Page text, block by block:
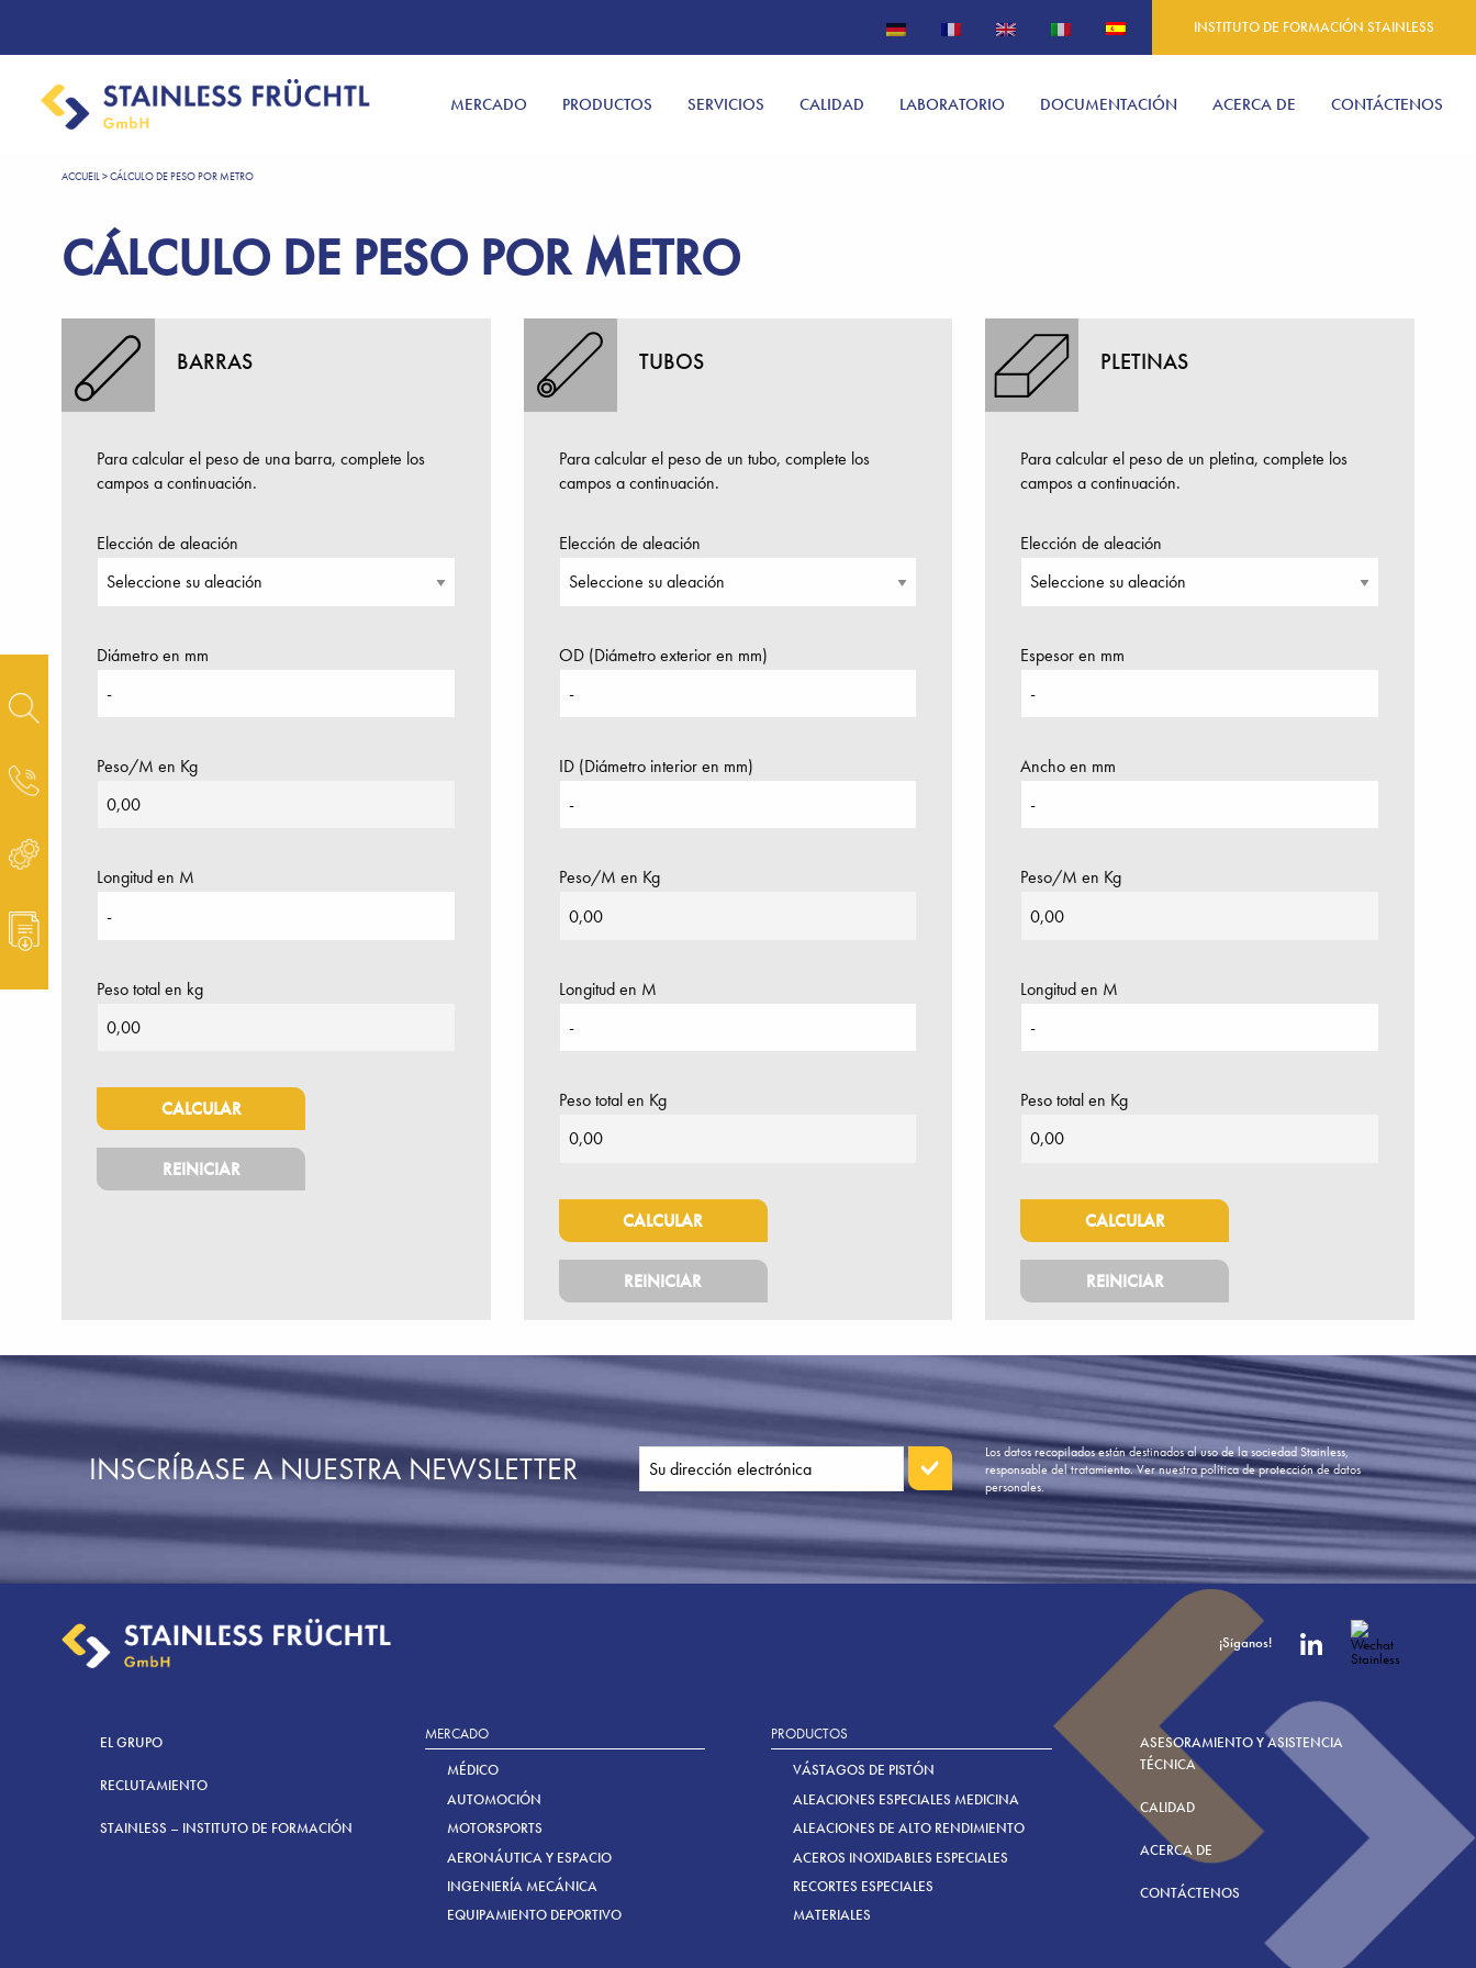
INSTITUTO DE FORMACIÓN STAINLESS
MERCADO PRODUCTOS SERVICIOS CALIDAD LABORATORIO DOCUMENTACIÓN ACERCA DE CONTÁCTENOS
ACCUEIL>CÁLCULO DE PESO POR METRO
CÁLCULO DE PESO POR METRO
BARRAS
Para calcular el peso de una barra, complete los
campos a continuación.
Elección de aleación
Diámetro en mm
Peso/M en Kg
Longitud en M
Peso total en kg
TUBOS
Para calcular el peso de un tubo, complete los
campos a continuación.
Elección de aleación
OD (Diámetro exterior en mm)
ID (Diámetro interior en mm)
Peso/M en Kg
Longitud en M
Peso total en Kg
PLETINAS
Para calcular el peso de un pletina, complete los
campos a continuación.
Elección de aleación
Espesor en mm
Ancho en mm
Peso/M en Kg
Longitud en M
Peso total en Kg
INSCRÍBASE A NUESTRA NEWSLETTER
Los datos recopilados están destinados al uso de la sociedad Stainless,
responsable del tratamiento.Ver nuestra política de protección de datos
personales.
¡Síganos!
EL GRUPO
RECLUTAMIENTO
STAINLESS – INSTITUTO DE FORMACIÓN
MERCADO
MÉDICO
AUTOMOCIÓN
MOTORSPORTS
AERONÁUTICA Y ESPACIO
INGENIERÍA MECÁNICA
EQUIPAMIENTO DEPORTIVO
PRODUCTOS
VÁSTAGOS DE PISTÓN
ALEACIONES ESPECIALES MEDICINA
ALEACIONES DE ALTO RENDIMIENTO
ACEROS INOXIDABLES ESPECIALES
RECORTES ESPECIALES
MATERIALES
ASESORAMIENTO Y ASISTENCIA
TÉCNICA
CALIDAD
ACERCA DE
CONTÁCTENOS